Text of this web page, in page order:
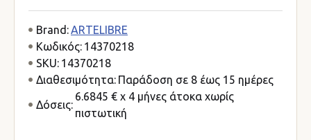
Brand:ARTELIBRE
Κωδικός: 14370218
SKU: 14370218
Διαθεσιμότητα: Παράδοση σε 8 έως 15 ημέρες
Δόσεις:
6.6845 € x 4 μήνες άτοκα χωρίς
πιστωτική